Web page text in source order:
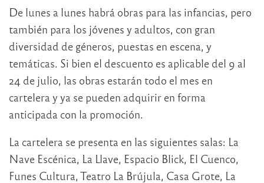
De lunes a lunes habrá obras para las infancias, pero
también para los jóvenes y adultos, con gran
diversidad de géneros, puestas en escena, y
temáticas. Si bien el descuento es aplicable del 9 al
24 de julio, las obras estarán todo el mes en
cartelera y ya se pueden adquirir en forma
anticipada con la promoción.
La cartelera se presenta en las siguientes salas: La
Nave Escénica, La Llave, Espacio Blick, El Cuenco,
Funes Cultura, Teatro La Brújula, Casa Grote, La